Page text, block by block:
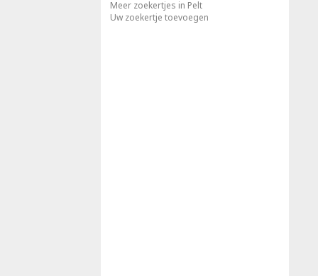
Meer zoekertjes in Pelt
Uw zoekertje toevoegen